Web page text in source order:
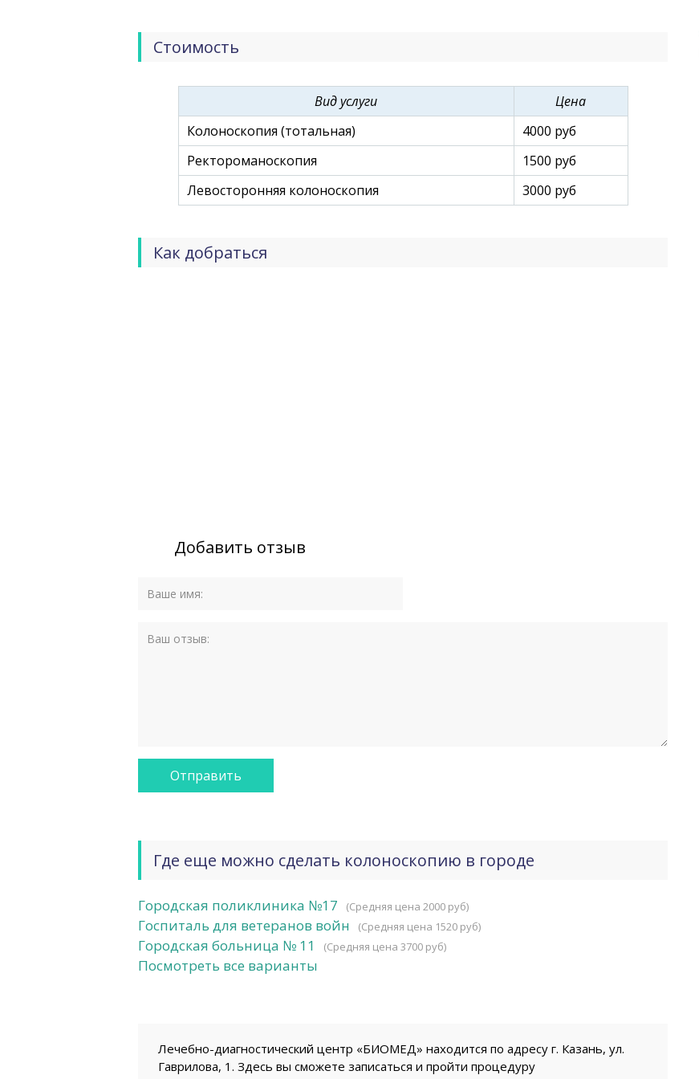
современная многопрофильная лаборатория.
Стоимость
Вид услуги
Цена
Колоноскопия (тотальная)
4000 руб
Ректороманоскопия
1500 руб
Левосторонняя колоноскопия
3000 руб
Как добраться
Добавить отзыв
Где еще можно сделать колоноскопию в городе
Городская поликлиника №17 (Средняя цена 2000 руб)
Госпиталь для ветеранов войн (Средняя цена 1520 руб)
Городская больница № 11 (Средняя цена 3700 руб)
Посмотреть все варианты
Лечебно-диагностический центр «БИОМЕД» находится по адресу г. Казань, ул.
Гаврилова, 1. Здесь вы сможете записаться и пройти процедуру